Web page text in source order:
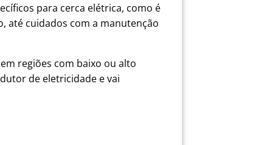
para cerca elétrica, como é
até cuidados com a manutenção
regiões com baixo ou alto
de eletricidade e vai